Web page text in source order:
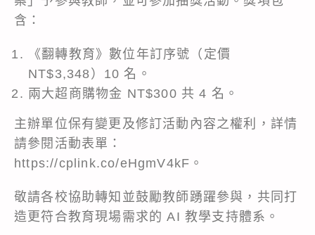
含：
《翻轉教育》數位年訂序號（定價
NT$3,348）10 名。
兩大超商購物金 NT$300 共 4 名。
主辦單位保有變更及修訂活動內容之權利，詳情
請參閱活動表單：
https://cplink.co/eHgmV4kF。
敬請各校協助轉知並鼓勵教師踴躍參與，共同打
造更符合教育現場需求的 AI 教學支持體系。